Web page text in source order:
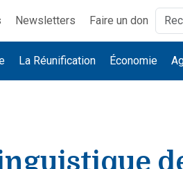
Newsletters Faire un don
La Réunification Économie